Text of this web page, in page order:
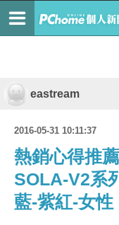
eastream
2016-05-31 10:11:37
熱銷心得推
SOLA-V2系
藍-紫紅-女性